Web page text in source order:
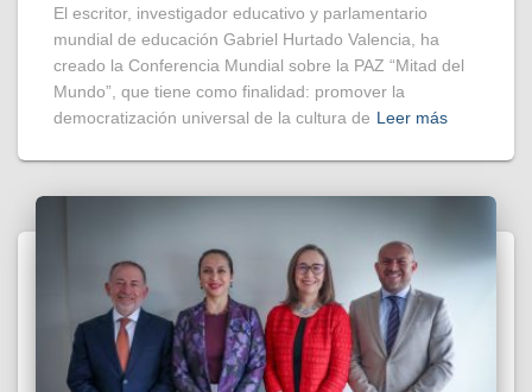
El escritor, investigador educativo y parlamentario
mundial de educación Gabriel Hurtado Valencia, ha
creado la Conferencia Mundial sobre la PAZ “Mitad del
Mundo”, que tiene como finalidad: promover la
democratización universal de la cultura de Leer más